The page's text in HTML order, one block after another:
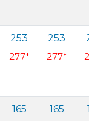
253
277*
253
277*
165
165